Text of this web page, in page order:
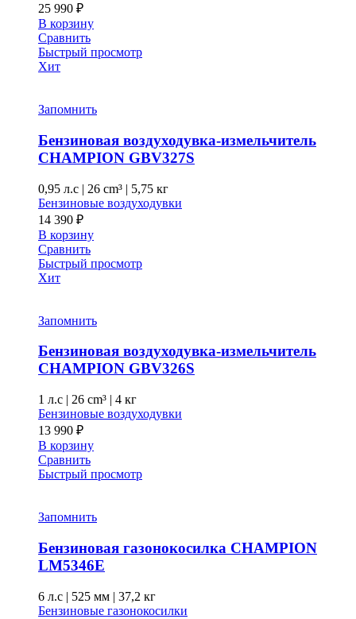
25 990 ₽
В корзину
Сравнить
Быстрый просмотр
Хит
Запомнить
Бензиновая воздуходувка-измельчитель
CHAMPION GBV327S
0,95 л.с | 26 cm³ | 5,75 кг
Бензиновые воздуходувки
14 390 ₽
В корзину
Сравнить
Быстрый просмотр
Хит
Запомнить
Бензиновая воздуходувка-измельчитель
CHAMPION GВV326S
1 л.с | 26 cm³ | 4 кг
Бензиновые воздуходувки
13 990 ₽
В корзину
Сравнить
Быстрый просмотр
Запомнить
Бензиновая газонокосилка CHAMPION
LM5346E
6 л.с | 525 мм | 37,2 кг
Бензиновые газонокосилки